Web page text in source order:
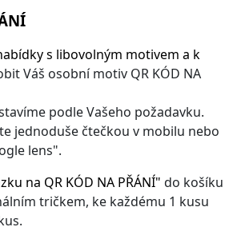
s libovolným motivem a k
Váš osobní motiv QR KÓD NA
podle Vašeho požadavku.
jednoduše čtečkou v mobilu nebo
lens".
na QR KÓD NA PŘÁNÍ" do košíku
tričkem, ke každému 1 kusu